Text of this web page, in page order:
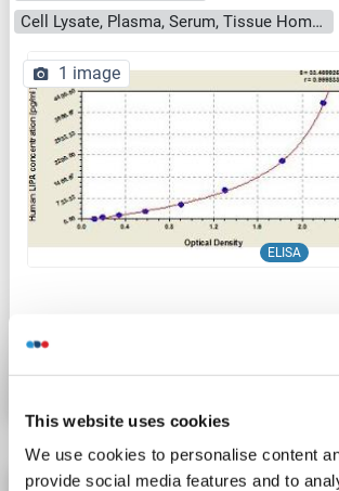
This website uses cookies
We use cookies to personalise content
provide social media features and to
Cell Lysate, Plasma, Serum, Tissue Homogenate
ELISA
1 image
Fiche technique